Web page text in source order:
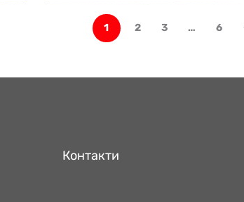
1 2 3 … 6
Контакти